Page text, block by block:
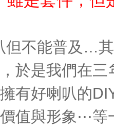
但不能普及…
於是我們在
有好喇叭的
值與形象⋯等